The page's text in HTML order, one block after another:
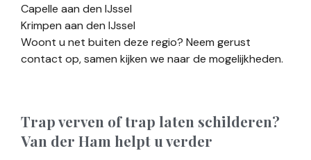
Capelle aan den IJssel
Krimpen aan den IJssel
Woont u net buiten deze regio? Neem gerust
contact op, samen kijken we naar de mogelijkheden.
Trap verven of trap laten schilderen?
Van der Ham helpt u verder